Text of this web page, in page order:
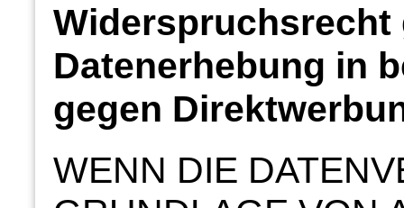
Widerspruchsrecht
Datenerhebung in
gegen
WENN DIE